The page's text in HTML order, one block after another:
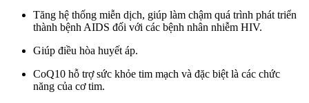
Tăng hệ thống miễn dịch, giúp làm chậm quá trình phát triển
thành bệnh AIDS đối với các bệnh nhân nhiễm HIV.
Giúp điều hòa huyết áp.
CoQ10 hỗ trợ sức khỏe tim mạch và đặc biệt là các chức
năng của cơ tim.